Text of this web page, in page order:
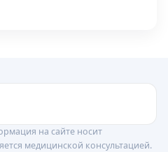
на сайте носит
медицинской консультацией.